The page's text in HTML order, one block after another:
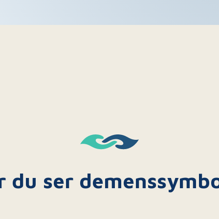
du ser